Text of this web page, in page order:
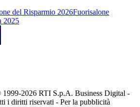
del Risparmio 2026Fuorisalone
2025
1999-2026 RTI S.p.A. Business Digital -
i diritti riservati - Per la pubblicità